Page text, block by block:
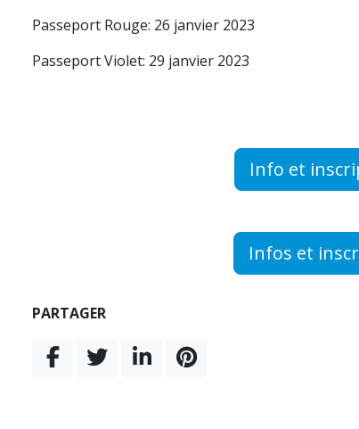
Passeport Rouge: 26 janvier 2023
Passeport Violet: 29 janvier 2023
Info et
Infos et
PARTAGER